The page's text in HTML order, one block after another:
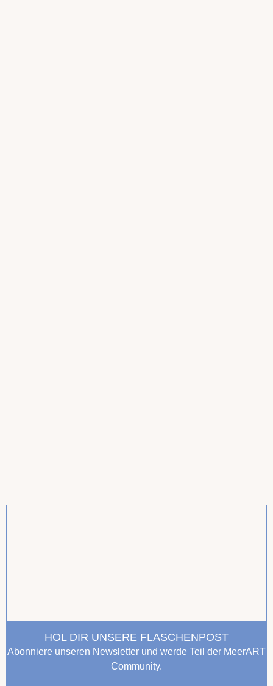
HOL DIR UNSERE FLASCHENPOST
Abonniere unseren Newsletter und werde Teil der MeerART
Community.